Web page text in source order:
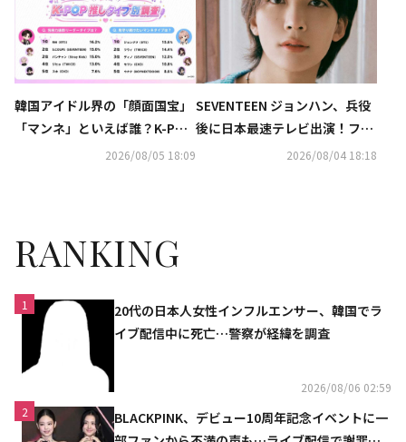
韓国アイドル界の「顔面国宝」
「マンネ」といえば誰？K-POP
推しタイプ別調査の結果が明ら
2026/08/05 18:09
SEVENTEEN ジョンハン、兵役
後に日本最速テレビ出演！ファ
ン公言のM!LKと“滅”コラボ…親
2026/08/04 18:18
RANKING
1
20代の日本人女性インフルエンサー、韓国でラ
イブ配信中に死亡…警察が経緯を調査
2026/08/06 02:59
2
BLACKPINK、デビュー10周年記念イベントに一